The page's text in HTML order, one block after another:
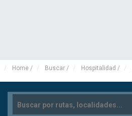
Home / Buscar / Hospitalidad /